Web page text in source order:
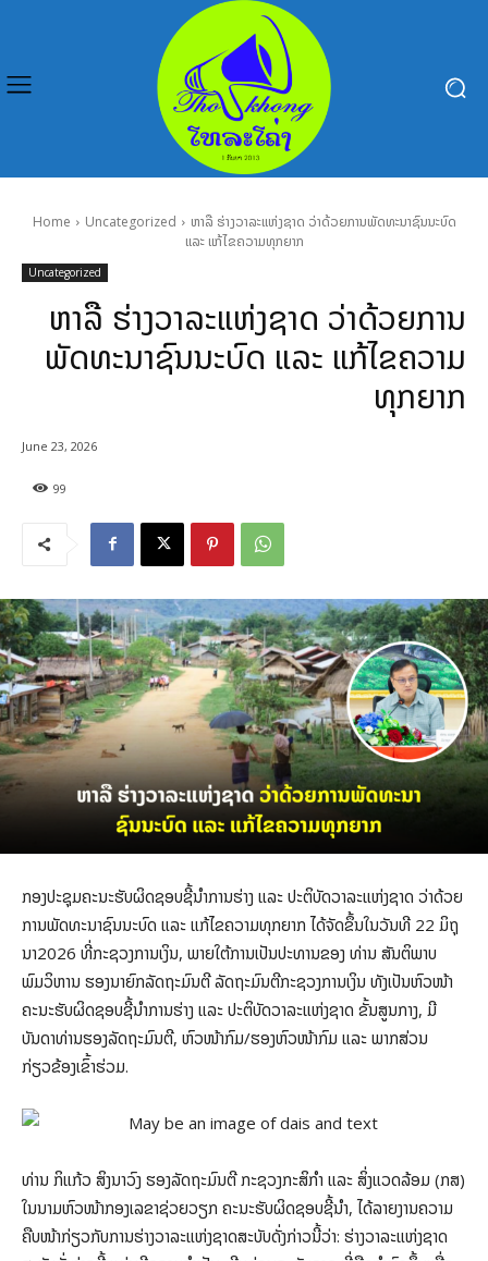
Home Uncategorized
ຫາ​ລື ຮ່າງວາລະແຫ່ງຊາດ ວ່າດ້ວຍການພັດທະນາຊົນນະບົດ
ແລະ ແກ້ໄຂຄວາມທຸກຍາກ
Uncategorized
ຫາ​ລື ຮ່າງວາລະແຫ່ງຊາດ ວ່າດ້ວຍການ
ພັດທະນາຊົນນະບົດ ແລະ ແກ້ໄຂຄວາມ
ທຸກຍາກ
99
June 23, 2026
ກອງປະຊຸມຄະນະຮັບຜິດຊອບຊີ້ນຳການຮ່າງ ແລະ ປະຕິບັດວາລະແຫ່ງຊາດ ວ່າດ້ວຍ
ການພັດທະນາຊົນນະບົດ ແລະ ແກ້ໄຂຄວາມທຸກຍາກ ໄດ້ຈັດຂຶ້ນໃນ​ວັນ​ທີ 22 ມິ​ຖຸ​
ນາ​2026 ທີ່ກະຊວງການເງິນ, ພາຍ​ໃຕ້​ການເປັນປະທານ​ຂອງ ທ່ານ ສັນຕິພາບ
ພົມວິຫານ ຮອງນາຍົກລັດຖະມົນຕີ ລັດຖະມົນຕີກະຊວງການເງິນ ທັງເປັນຫົວໜ້າ
ຄະນະຮັບຜິດຊອບຊີ້ນຳການຮ່າງ ແລະ ປະຕິບັດວາລະແຫ່ງຊາດ ຂັ້ນສູນກາງ, ມີ
ບັນດາທ່ານຮອງລັດຖະມົນຕີ, ຫົວໜ້າກົມ/ຮອງຫົວໜ້າກົມ ແລະ ພາກ​ສ່ວນ
ກ່ຽວຂ້ອງເຂົ້າຮ່ວມ.
ທ່ານ ກິແກ້ວ ສິງນາວົງ ຮອງລັດຖະມົນຕີ ກະຊວງກະສິກຳ ແລະ ສິ່ງແວດລ້ອມ (ກສ)
ໃນນາມຫົວໜ້າກອງເລຂາຊ່ວຍວຽກ ຄະນະຮັບຜິດຊອບຊີ້ນຳ, ໄດ້ລາຍງານຄວາມ
ຄືບໜ້າກ່ຽວກັບການຮ່າງວາລະແຫ່ງຊາດສະບັບດັ່ງກ່າວນີ້ວ່າ: ຮ່າງວາ​ລະ​ແຫ່ງ​ຊາດ